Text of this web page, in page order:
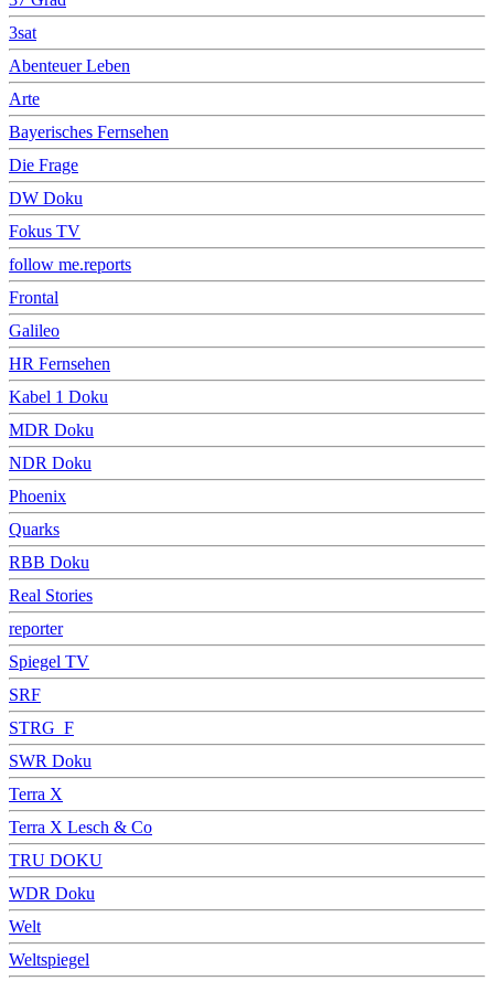
3sat
Abenteuer Leben
Arte
Bayerisches Fernsehen
Die Frage
DW Doku
Fokus TV
follow me.reports
Frontal
Galileo
HR Fernsehen
Kabel 1 Doku
MDR Doku
NDR Doku
Phoenix
Quarks
RBB Doku
Real Stories
reporter
Spiegel TV
SRF
STRG_F
SWR Doku
Terra X
Terra X Lesch & Co
TRU DOKU
WDR Doku
Welt
Weltspiegel